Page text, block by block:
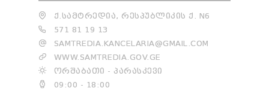
Ქ.ᲡᲐᲛᲢᲠᲔᲓᲘᲐ, ᲠᲔᲡᲞᲣᲑᲚᲘᲙᲘᲡ Ქ. N6
571 81 19 13
SAMTREDIA.KANCELARIA@GMAIL.COM
WWW.SAMTREDIA.GOV.GE
ᲝᲠᲨᲐᲑᲐᲗᲘ - ᲞᲐᲠᲐᲡᲙᲔᲕᲘ
09:00 - 18:00